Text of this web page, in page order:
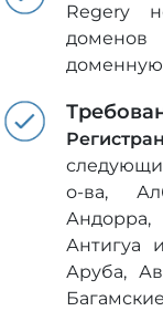
Regery
доменов
доменную
о-ва,
Антигуа
Аруба,